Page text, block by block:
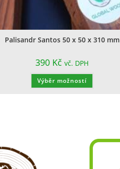
Palisandr Santos 50 x 50 x 310 mm
390 Kč vč. DPH
Výběr možností